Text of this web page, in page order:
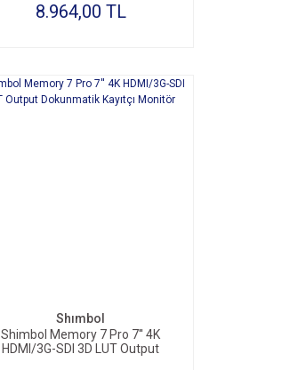
8.964,00 TL
Shımbol
Shimbol Memory 7 Pro 7'' 4K
HDMI/3G-SDI 3D LUT Output